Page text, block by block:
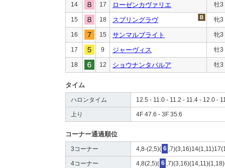
14 17 ローゼンカヴァリエ 牡3
15 18 スプリングラヴ 牝3
16 15 サンマルブライト 牝3
17 9 ジャーヴィス 牡3
18 12 ショウナンタバルア 牡3
タイム
ハロンタイム 12.5 - 11.0 - 11.2 - 11.4 - 12.0 -
上り 4F 47.6 - 3F 35.6
コーナー通過順位
3コーナー 4,8-(2,5)( 6
4コーナー 4,8(2,5)( 6